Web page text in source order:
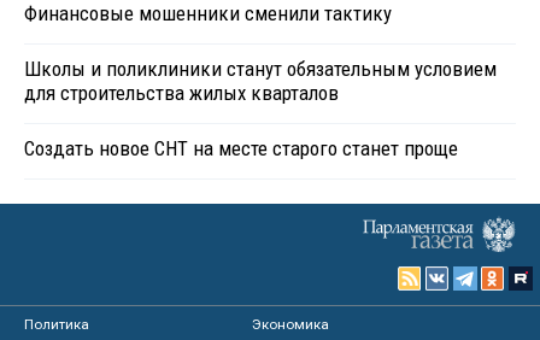
Финансовые мошенники сменили тактику
Школы и поликлиники станут обязательным условием
для строительства жилых кварталов
Создать новое СНТ на месте старого станет проще
Политика
Экономика